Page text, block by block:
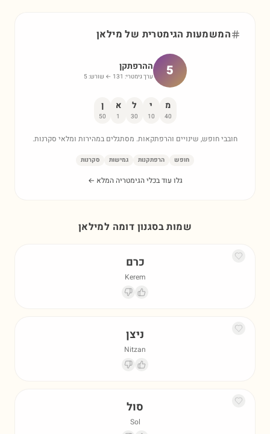
המשמעות הגימטרית של מילאן
5 ההרפתקן
ערך גימטרי: 131 ← שורש: 5
מ
40
י
10
ל
30
א
1
ן
50
חובבי חופש, שינויים והרפתקאות. מסתגלים במהירות ומלאי סקרנות.
חופש הרפתקנות גמישות סקרנות
גלו עוד בכלי הגימטריה המלא ←
שמות בסגנון דומה למילאן
כרם
Kerem
ניצן
Nitzan
סול
Sol